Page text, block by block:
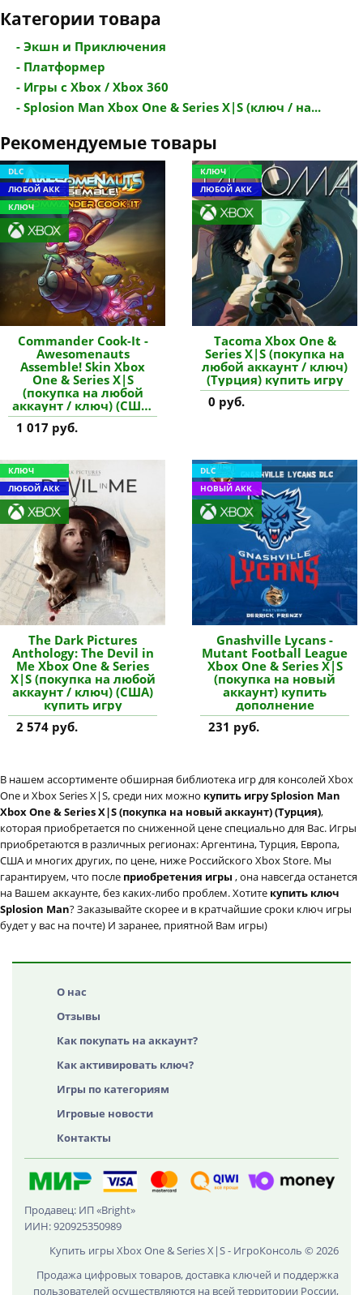
Категории товара
- Экшн и Приключения
- Платформер
- Игры с Xbox / Xbox 360
- Splosion Man Xbox One & Series X|S (ключ / на...
Рекомендуемые товары
DLC
ЛЮБОЙ АКК
КЛЮЧ
Commander Cook-It -
Awesomenauts
Assemble! Skin Xbox
One & Series X|S
(покупка на любой
аккаунт / ключ) (США)
купить дополнение
1 017 руб.
КЛЮЧ
ЛЮБОЙ АКК
Tacoma Xbox One &
Series X|S (покупка на
любой аккаунт / ключ)
(Турция) купить игру
0 руб.
КЛЮЧ
ЛЮБОЙ АКК
The Dark Pictures
Anthology: The Devil in
Me Xbox One & Series
X|S (покупка на любой
аккаунт / ключ) (США)
купить игру
2 574 руб.
DLC
НОВЫЙ АКК
Gnashville Lycans -
Mutant Football League
Xbox One & Series X|S
(покупка на новый
аккаунт) купить
дополнение
231 руб.
В нашем ассортименте обширная библиотека игр для консолей Xbox
One и Xbox Series X|S, среди них можно купить игру Splosion Man
Xbox One & Series X|S (покупка на новый аккаунт) (Турция),
которая приобретается по сниженной цене специально для Вас. Игры
приобретаются в различных регионах: Аргентина, Турция, Европа,
США и многих других, по цене, ниже Российского Xbox Store. Мы
гарантируем, что после приобретения игры , она навсегда останется
на Вашем аккаунте, без каких-либо проблем. Хотите купить ключ
Splosion Man? Заказывайте скорее и в кратчайшие сроки ключ игры
будет у вас на почте) И заранее, приятной Вам игры)
О нас
Отзывы
Как покупать на аккаунт?
Как активировать ключ?
Игры по категориям
Игровые новости
Контакты
Продавец: ИП «Bright»
ИИН: 920925350989
Купить игры Xbox One & Series X|S - ИгроКонсоль © 2026
Продажа цифровых товаров, доставка ключей и поддержка
пользователей осуществляются на всей территории России,